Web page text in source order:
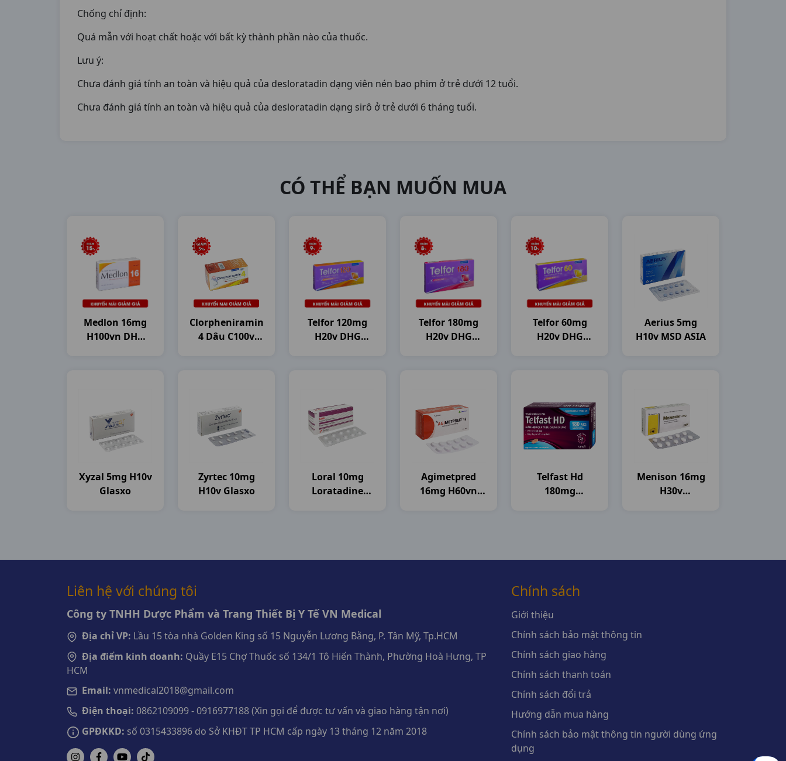
Chống chỉ định:
Quá mẫn với hoạt chất hoặc với bất kỳ thành phần nào của thuốc.
Lưu ý:
Chưa đánh giá tính an toàn và hiệu quả của desloratadin dạng viên nén bao phim ở trẻ dưới 12 tuổi.
Chưa đánh giá tính an toàn và hiệu quả của desloratadin dạng sirô ở trẻ dưới 6 tháng tuổi.
CÓ THỂ BẠN MUỐN MUA
Medlon 16mg
H100vn DHG
Clorpheniramin
4 Dâu C100v
Telfor 120mg
H20v DHG
Telfor 180mg
H20v DHG
Telfor 60mg
H20v DHG
Aerius 5mg
H10v MSD ASIA
Xyzal 5mg H10v
Glasxo
Zyrtec 10mg
H10v Glasxo
Loral 10mg
Loratadine
Agimetpred
16mg H60vn
Telfast Hd
180mg
Menison 16mg
H30v
Liên hệ với chúng tôi
Công ty TNHH Dược Phẩm và Trang Thiết Bị Y Tế VN Medical
Địa chỉ VP: Lầu 15 tòa nhà Golden King số 15 Nguyễn Lương Bằng, P. Tân Mỹ, Tp.HCM
Địa điểm kinh doanh: Quầy E15 Chợ Thuốc số 134/1 Tô Hiến Thành, Phường Hoà Hưng, TP
HCM
Email: vnmedical2018@gmail.com
Điện thoại: 0862109099 - 0916977188 (Xin gọi để được tư vấn và giao hàng tận nơi)
GPĐKKD: số 0315433896 do Sở KHĐT TP HCM cấp ngày 13 tháng 12 năm 2018
Chính sách
Giới thiệu
Chính sách bảo mật thông tin
Chính sách giao hàng
Chính sách thanh toán
Chính sách đổi trả
Hướng dẫn mua hàng
Chính sách bảo mật thông tin người dùng ứng
dụng